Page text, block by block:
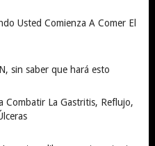
Usted Comienza A Comer El
sin saber que hará esto
Combatir La Gastritis, Reflujo,